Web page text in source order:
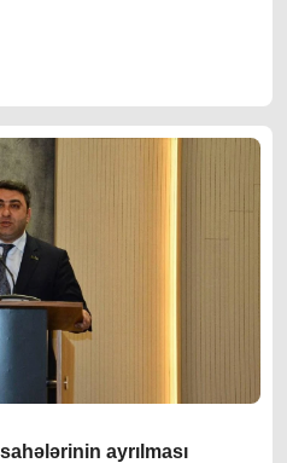
ayrılması